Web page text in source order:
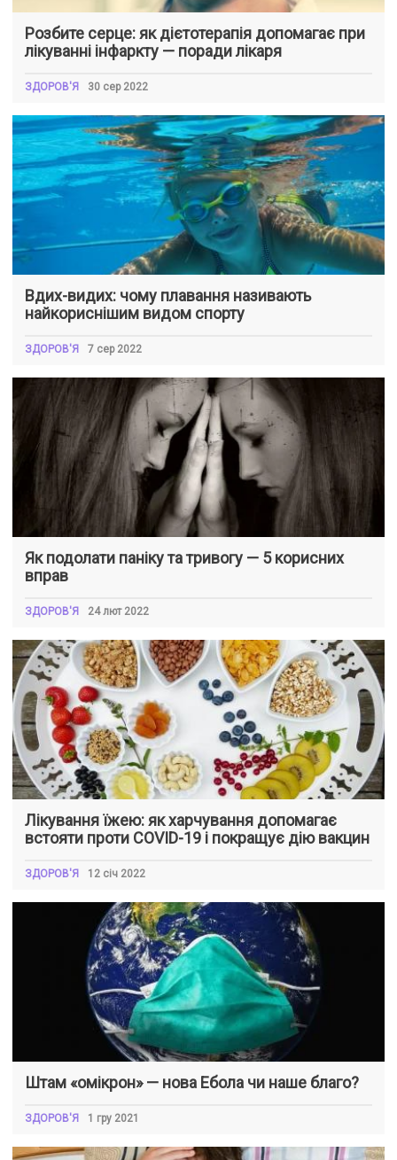
Розбите серце: як дієтотерапія допомагає при
лікуванні інфаркту — поради лікаря
ЗДОРОВ'Я 30 сер 2022
Вдих-видих: чому плавання називають
найкориснішим видом спорту
ЗДОРОВ'Я 7 сер 2022
Як подолати паніку та тривогу — 5 корисних
вправ
ЗДОРОВ'Я 24 лют 2022
Лікування їжею: як харчування допомагає
встояти проти COVID-19 і покращує дію вакцин
ЗДОРОВ'Я 12 січ 2022
Штам «омікрон» — нова Ебола чи наше благо?
ЗДОРОВ'Я 1 гру 2021